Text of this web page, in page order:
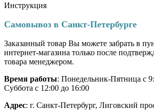
Инструкция
Самовывоз в Санкт-Петербурге
Заказанный товар Вы можете забрать в
интернет-магазина только после
товара менеджером.
Время работы: Понедельник-Пятница с
Суббота с 12:00 до 16:00
Адрес: г. Санкт-Петербург, Лиговский